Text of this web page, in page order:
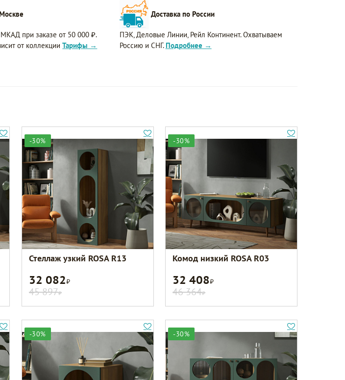
при заказе от 50 000 ₽.
от коллекцииТарифы →
Доставка по России
ПЭК, Деловые Линии, Рейл Континент. Охватываем
Россию и СНГ. Подробнее →
-30%
Стеллаж узкий ROSA R13
32 082Р
45 897Р
-30%
Комод низкий ROSA R03
32 408Р
46 364Р
-30% -30%